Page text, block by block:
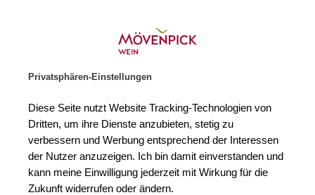
Privatsphären-Einstellungen
Diese Seite nutzt Website Tracking-Technologien von
Dritten, um ihre Dienste anzubieten, stetig zu
verbessern und Werbung entsprechend der Interessen
der Nutzer anzuzeigen. Ich bin damit einverstanden und
kann meine Einwilligung jederzeit mit Wirkung für die
Zukunft widerrufen oder ändern.
Keine Ergebnisse